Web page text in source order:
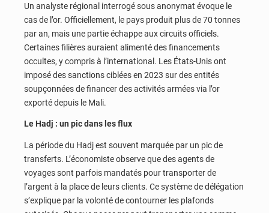
Un analyste régional interrogé sous anonymat évoque le
cas de l’or. Officiellement, le pays produit plus de 70 tonnes
par an, mais une partie échappe aux circuits officiels.
Certaines filières auraient alimenté des financements
occultes, y compris à l’international. Les États-Unis ont
imposé des sanctions ciblées en 2023 sur des entités
soupçonnées de financer des activités armées via l’or
exporté depuis le Mali.
Le Hadj : un pic dans les flux
La période du Hadj est souvent marquée par un pic de
transferts. L’économiste observe que des agents de
voyages sont parfois mandatés pour transporter de
l’argent à la place de leurs clients. Ce système de délégation
s’explique par la volonté de contourner les plafonds